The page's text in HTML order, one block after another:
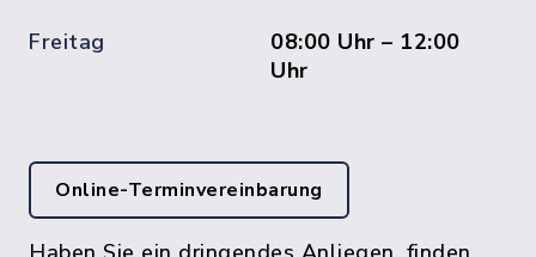
Freitag
08:00 Uhr – 12:00
Uhr
Online-Terminvereinbarung